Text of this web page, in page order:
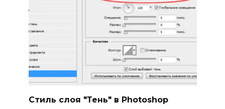
Стиль слоя "Тень" в Photoshop